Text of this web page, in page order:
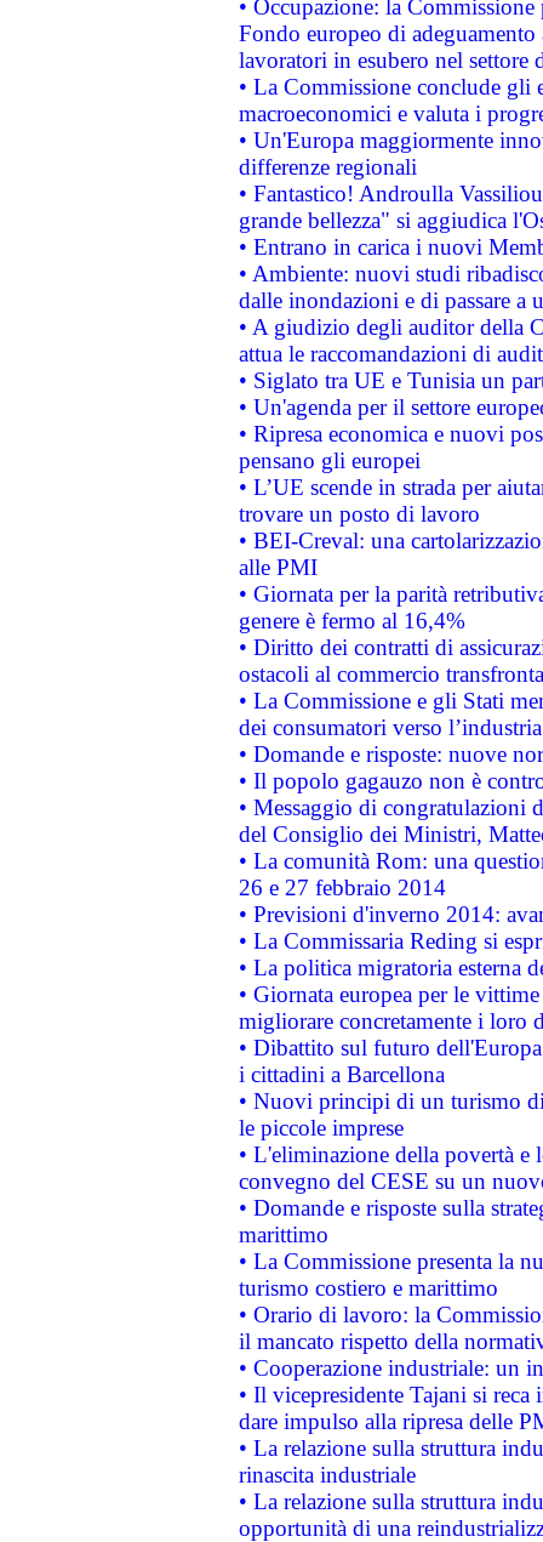
• Occupazione: la
Fondo europeo di
lavoratori in esubero nel
• La Commissione conclude
macroeconomici e valuta i
• Un'Europa maggiormente
differenze regionali
• Fantastico! Androulla
grande bellezza" si aggiudica
• Entrano in carica i nuovi
• Ambiente: nuovi studi
dalle inondazioni e di passare a
• A giudizio degli auditor della
attua le raccomandazioni di
• Siglato tra UE e Tunisia un
• Un'agenda per il settore
• Ripresa economica e nuovi
pensano gli europei
• L’UE scende in strada per
trovare un posto di lavoro
• BEI-Creval: una
alle PMI
• Giornata per la parità
genere è fermo al 16,4%
• Diritto dei contratti di
ostacoli al commercio
• La Commissione e gli Stati
dei consumatori verso
• Domande e risposte: nuove
• Il popolo gagauzo non è
• Messaggio di congratulazioni
del Consiglio dei Ministri,
• La comunità Rom: una
26 e 27 febbraio 2014
• Previsioni d'inverno 2014:
• La Commissaria Reding si
• La politica migratoria esterna
• Giornata europea per le
migliorare concretamente i loro
• Dibattito sul futuro
i cittadini a Barcellona
• Nuovi principi di un turismo
le piccole imprese
• L'eliminazione della povertà
convegno del CESE su un
• Domande e risposte sulla
marittimo
• La Commissione presenta la
turismo costiero e marittimo
• Orario di lavoro: la
il mancato rispetto della
• Cooperazione industriale: un
• Il vicepresidente Tajani si
dare impulso alla ripresa delle
• La relazione sulla struttura
rinascita industriale
• La relazione sulla struttura
opportunità di una